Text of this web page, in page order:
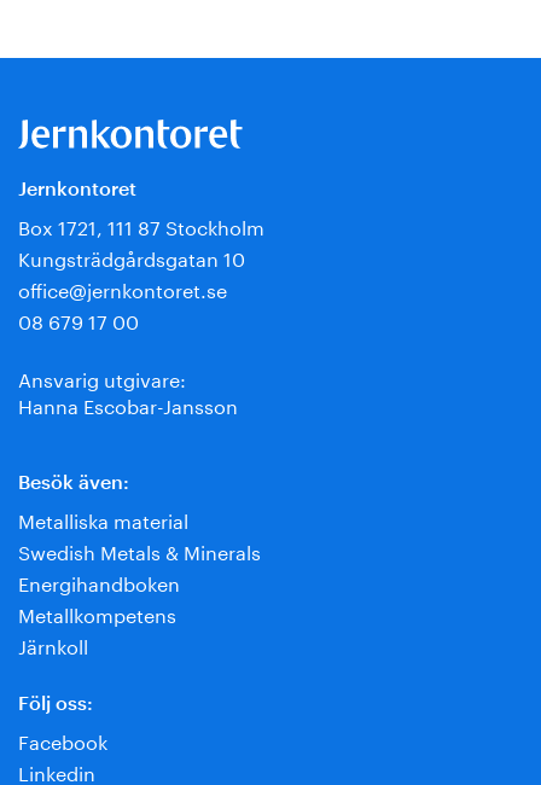
Jernkontoret
Box 1721, 111 87 Stockholm
Kungsträdgårdsgatan 10
office@jernkontoret.se
08 679 17 00
Ansvarig utgivare:
Hanna Escobar-Jansson
Besök även:
Metalliska material
Swedish Metals & Minerals
Energihandboken
Metallkompetens
Järnkoll
Följ oss:
Facebook
Linkedin